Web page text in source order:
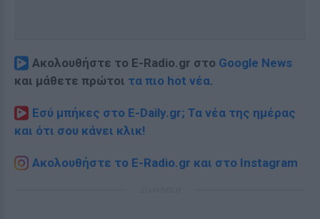
Ακολουθήστε το E-Radio.gr στο Google News
και μάθετε πρώτοι τα πιο hot νέα.
Εσύ μπήκες στο E-Daily.gr; Τα νέα της ημέρας
και ότι σου κάνει κλικ!
Ακολουθήστε το E-Radio.gr και στο Instagram